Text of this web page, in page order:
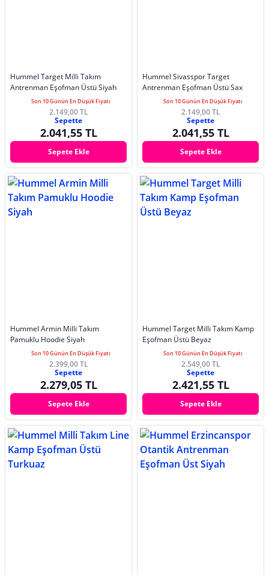
Hummel Target Milli Takım
Antrenman Eşofman Üstü Siyah
Son 10 Günün En Düşük Fiyatı
2.149,00 TL
Sepette
2.041,55 TL
Sepete Ekle
Hummel Sivasspor Target
Antrenman Eşofman Üstü Sax
Son 10 Günün En Düşük Fiyatı
2.149,00 TL
Sepette
2.041,55 TL
Sepete Ekle
Hummel Armin Milli Takım
Pamuklu Hoodie Siyah
Son 10 Günün En Düşük Fiyatı
2.399,00 TL
Sepette
2.279,05 TL
Sepete Ekle
Hummel Target Milli Takım Kamp
Eşofman Üstü Beyaz
Son 10 Günün En Düşük Fiyatı
2.549,00 TL
Sepette
2.421,55 TL
Sepete Ekle